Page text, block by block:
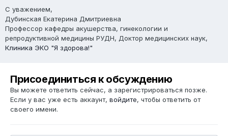
С уважением,
Дубинская Екатерина Дмитриевна
Профессор кафедры акушерства, гинекологии и
репродуктивной медицины РУДН, Доктор медицинских наук,
Клиника ЭКО "Я здорова!"
Присоединиться к обсуждению
Вы можете ответить сейчас, а зарегистрироваться позже.
Если у вас уже есть аккаунт, войдите, чтобы ответить от
своего имени.